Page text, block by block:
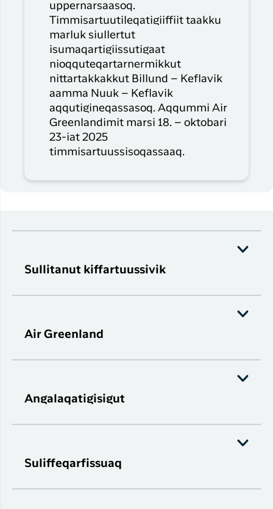
uppernarsaasoq.
Timmisartuutileqatigiiffiit taakku
marluk siullertut
isumaqartigiissutigaat
nioqquteqartarnermikkut
nittartakkakkut Billund – Keflavik
aamma Nuuk – Keflavik
aqqutigineqassasoq. Aqqummi Air
Greenlandimit marsi 18. – oktobari
23-iat 2025
timmisartuussisoqassaaq.
Sullitanut kiffartuussivik
Air Greenland
Angalaqatigisigut
Suliffeqarfissuaq